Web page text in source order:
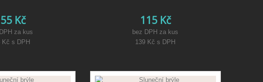
Kč
za kus
Kč s DPH
115 Kč
bez DPH za kus
139 Kč s DPH